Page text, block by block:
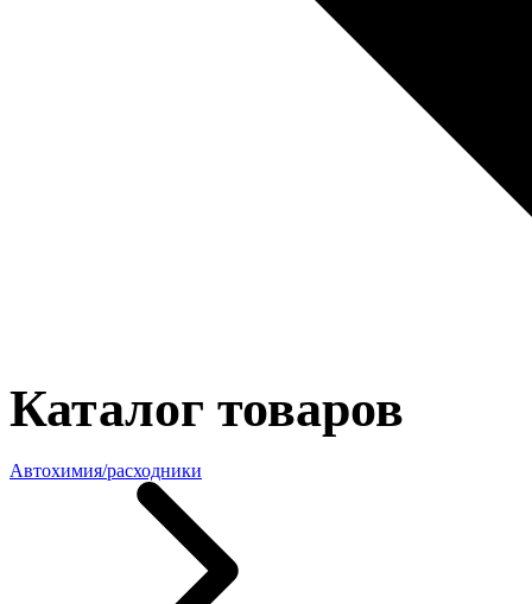
Каталог товаров
Автохимия/расходники